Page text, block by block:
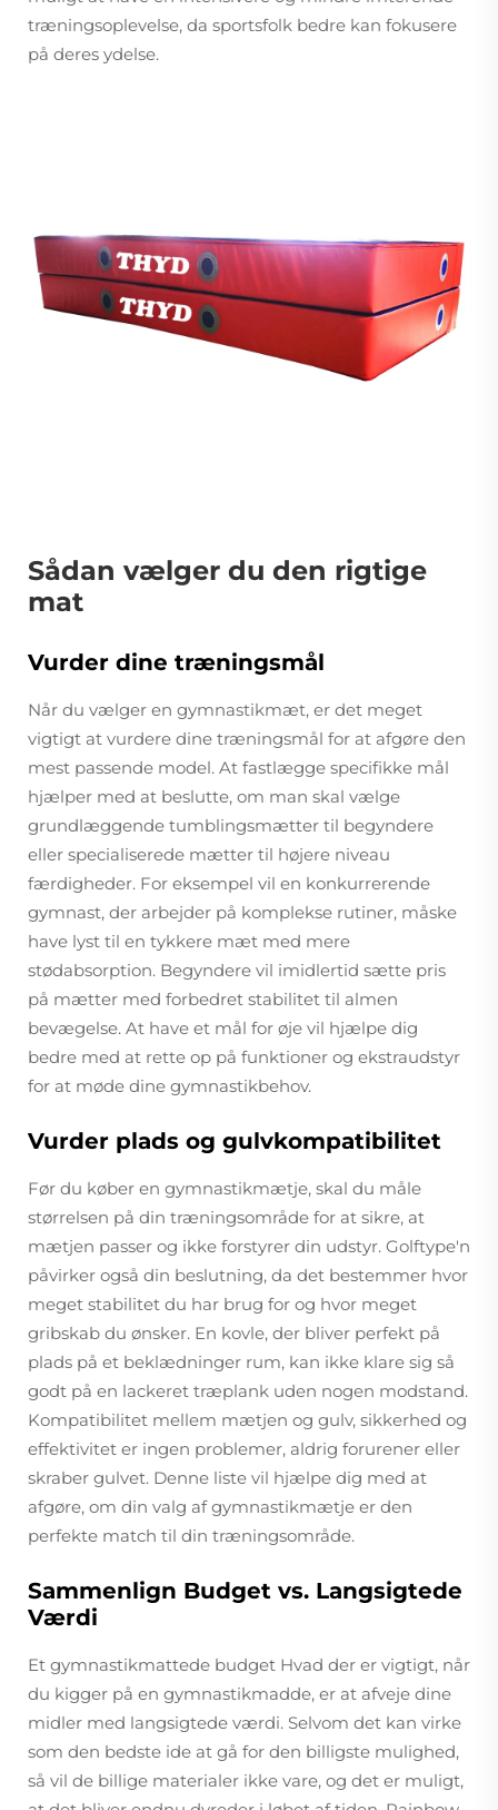
træningsoplevelse, da sportsfolk bedre kan fokusere
på deres ydelse.
Sådan vælger du den rigtige
mat
Vurder dine træningsmål
Når du vælger en gymnastikmæt, er det meget
vigtigt at vurdere dine træningsmål for at afgøre den
mest passende model. At fastlægge specifikke mål
hjælper med at beslutte, om man skal vælge
grundlæggende tumblingsmætter til begyndere
eller specialiserede mætter til højere niveau
færdigheder. For eksempel vil en konkurrerende
gymnast, der arbejder på komplekse rutiner, måske
have lyst til en tykkere mæt med mere
stødabsorption. Begyndere vil imidlertid sætte pris
på mætter med forbedret stabilitet til almen
bevægelse. At have et mål for øje vil hjælpe dig
bedre med at rette op på funktioner og ekstraudstyr
for at møde dine gymnastikbehov.
Vurder plads og gulvkompatibilitet
Før du køber en gymnastikmætje, skal du måle
størrelsen på din træningsområde for at sikre, at
mætjen passer og ikke forstyrer din udstyr. Golftype'n
påvirker også din beslutning, da det bestemmer hvor
meget stabilitet du har brug for og hvor meget
gribskab du ønsker. En kovle, der bliver perfekt på
plads på et beklædninger rum, kan ikke klare sig så
godt på en lackeret træplank uden nogen modstand.
Kompatibilitet mellem mætjen og gulv, sikkerhed og
effektivitet er ingen problemer, aldrig forurener eller
skraber gulvet. Denne liste vil hjælpe dig med at
afgøre, om din valg af gymnastikmætje er den
perfekte match til din træningsområde.
Sammenlign Budget vs. Langsigtede
Værdi
Et gymnastikmattede budget Hvad der er vigtigt, når
du kigger på en gymnastikmadde, er at afveje dine
midler med langsigtede værdi. Selvom det kan virke
som den bedste ide at gå for den billigste mulighed,
så vil de billige materialer ikke vare, og det er muligt,